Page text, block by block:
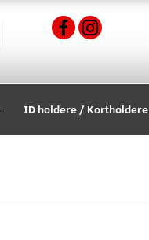
ID holdere / Kortholdere